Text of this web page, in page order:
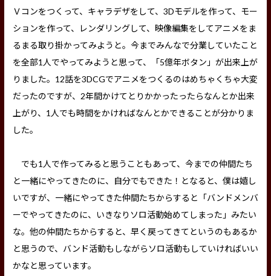
Ｖコンをつくって、キャラデザをして、3Dモデルを作って、モー
ションを作って、レンダリングして、映像編集をしてアニメをま
るまる取り掛かってみようと。今までみんなで分業していたこと
を全部1人でやってみようと思って、「5億年ボタン」が出来上が
りました。12話を3DCGでアニメをつくるのはめちゃくちゃ大変
だったのですが、2年間かけてとりかかったったらなんとか出来
上がり、1人でも時間をかければなんとかできることが分かりま
した。
でも1人で作ってみると思うこともあって、今までの仲間たち
と一緒にやってきたのに、自分でもできた！となると、僕は嬉し
いですが、一緒にやってきた仲間たちからすると「バンドメンバ
ーでやってきたのに、いきなりソロ活動始めてしまった」みたい
な。他の仲間たちからすると、早く戻ってきてというのもあるか
と思うので、バンド活動もしながらソロ活動もしていければいい
かなと思っています。